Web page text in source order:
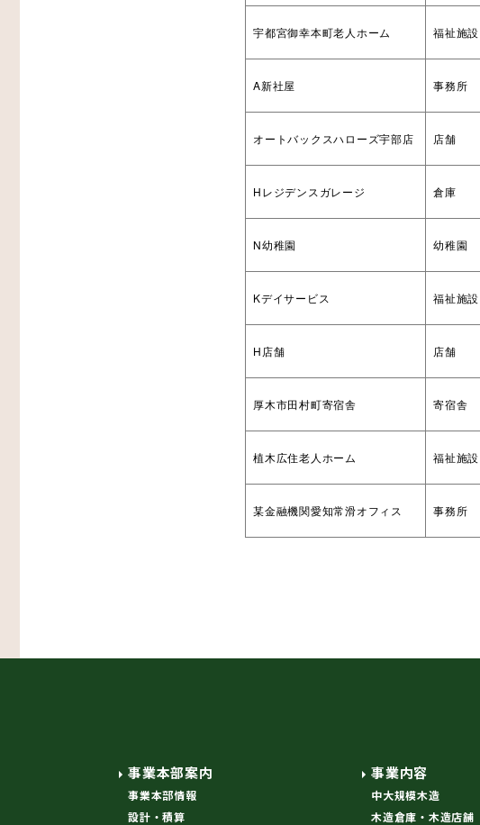
宇都宮御幸本町老人ホーム 福祉施設
A新社屋 事務所
オートバックスハローズ宇部店 店舗
Hレジデンスガレージ 倉庫
N幼稚園 幼稚園
Kデイサービス 福祉施設
H店舗 店舗
厚木市田村町寄宿舎 寄宿舎
植木広住老人ホーム 福祉施設
某金融機関愛知常滑オフィス 事務所
事業本部案内
事業本部情報
設計・積算
事業内容
中大規模木造
木造倉庫・木造店舗